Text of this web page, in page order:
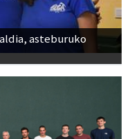
asteburuko